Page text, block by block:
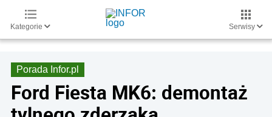
Kategorie Serwisy
Porada Infor.pl
Ford Fiesta MK6: demontaż